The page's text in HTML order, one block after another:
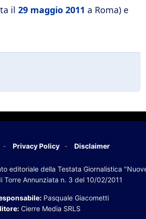
il 29 maggio 2011 a Roma) e
Privacy Policy Disclaimer
editoriale della Testata Giornalistica
Torre Annunziata n. 3 del 10/02/2011
Pasquale Giacometti
Cierre Media SRLS